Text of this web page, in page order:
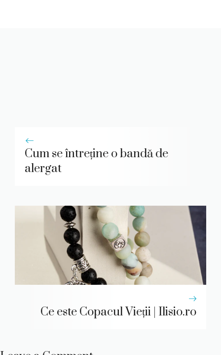
Cum se întreține o bandă de
alergat
Ce este Copacul Vieții | Ilisio.ro